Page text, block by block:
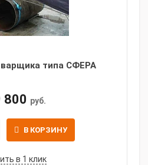
типа СФЕРА
800 руб.
В КОРЗИНУ
в 1 клик